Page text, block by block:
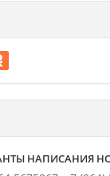
НАПИСАНИЯ